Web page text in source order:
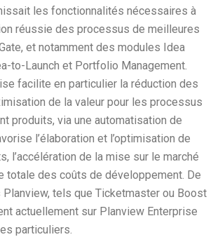
les fonctionnalités nécessaires à
réussie des processus de meilleures
et notamment des modules Idea
to-Launch et Portfolio Management.
facilite en particulier la réduction des
de la valeur pour les processus
produits, via une automatisation de
l’élaboration et l’optimisation de
l’accélération de la mise sur le marché
totale des coûts de développement. De
tels que Ticketmaster ou Boost
actuellement sur Planview Enterprise
particuliers.